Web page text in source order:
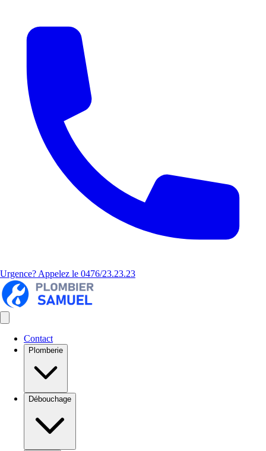
Urgence? Appelez le 0476/23.23.23
Contact
Plomberie
Débouchage